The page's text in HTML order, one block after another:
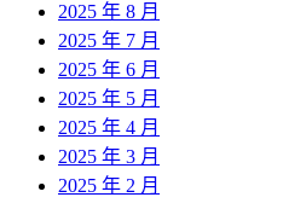
2025 年 8 月
2025 年 7 月
2025 年 6 月
2025 年 5 月
2025 年 4 月
2025 年 3 月
2025 年 2 月